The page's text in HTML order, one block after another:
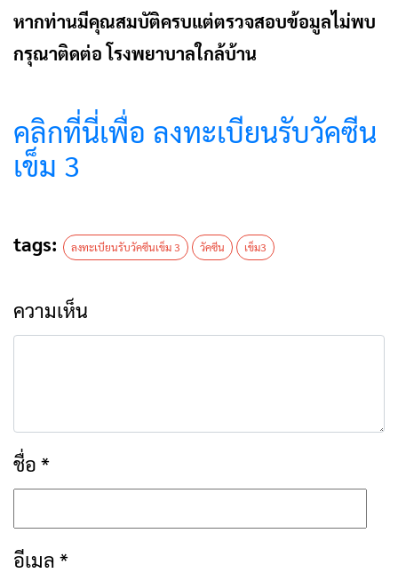
หากท่านมีคุณสมบัติครบแต่ตรวจสอบข้อมูลไม่พบ
กรุณาติดต่อ โรงพยาบาลใกล้บ้าน
คลิกที่นี่เพื่อ ลงทะเบียนรับวัคซีน
เข็ม 3
tags: ลงทะเบียนรับวัคซีนเข็ม 3 วัคซีน เข็ม3
ความเห็น
ชื่อ *
อีเมล *